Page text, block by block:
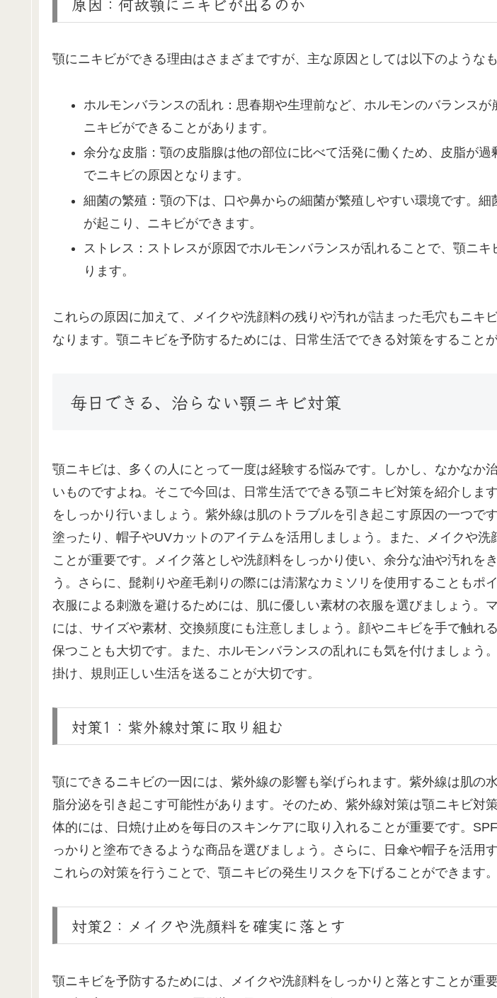
顎にニキビができる理由はさまざまですが、主な原因としては以下のようなも
ホルモンバランスの乱れ：思春期や生理前など、ホルモンのバランスが
ニキビができることがあります。
余分な皮脂：顎の皮脂腺は他の部位に比べて活発に働くため、皮脂が過
でニキビの原因となります。
細菌の繁殖：顎の下は、口や鼻からの細菌が繁殖しやすい環境です。細
が起こり、ニキビができます。
ストレス：ストレスが原因でホルモンバランスが乱れることで、顎ニキ
ります。
これらの原因に加えて、メイクや洗顔料の残りや汚れが詰まった毛穴もニキ
なります。顎ニキビを予防するためには、日常生活でできる対策をすることが
毎日できる、治らない顎ニキビ対策
顎ニキビは、多くの人にとって一度は経験する悩みです。しかし、なかなか
いものですよね。そこで今回は、日常生活でできる顎ニキビ対策を紹介しま
をしっかり行いましょう。紫外線は肌のトラブルを引き起こす原因の一つで
塗ったり、帽子やUVカットのアイテムを活用しましょう。また、メイクや洗
ことが重要です。メイク落としや洗顔料をしっかり使い、余分な油や汚れを
う。さらに、髭剃りや産毛剃りの際には清潔なカミソリを使用することもポ
衣服による刺激を避けるためには、肌に優しい素材の衣服を選びましょう。
には、サイズや素材、交換頻度にも注意しましょう。顔やニキビを手で触れ
保つことも大切です。また、ホルモンバランスの乱れにも気を付けましょう
掛け、規則正しい生活を送ることが大切です。
対策1：紫外線対策に取り組む
顎にできるニキビの一因には、紫外線の影響も挙げられます。紫外線は肌の
脂分泌を引き起こす可能性があります。そのため、紫外線対策は顎ニキビ対
体的には、日焼け止めを毎日のスキンケアに取り入れることが重要です。
っかりと塗布できるような商品を選びましょう。さらに、日傘や帽子を活用
これらの対策を行うことで、顎ニキビの発生リスクを下げることができます。
対策2：メイクや洗顔料を確実に落とす
顎ニキビを予防するためには、メイクや洗顔料をしっかりと落とすことが重